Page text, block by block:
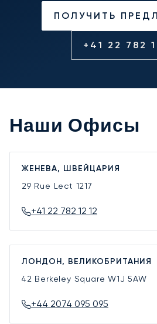
ПОЛУЧИТЬ
+41 22 782
Наши Офисы
ЖЕНЕВА, ШВЕЙЦАРИЯ
29 Rue Lect 1217
+41 22 782 12 12
ЛОНДОН, ВЕЛИКОБРИТАНИЯ
42 Berkeley SquareW1J 5AW
+44 2074 095 095